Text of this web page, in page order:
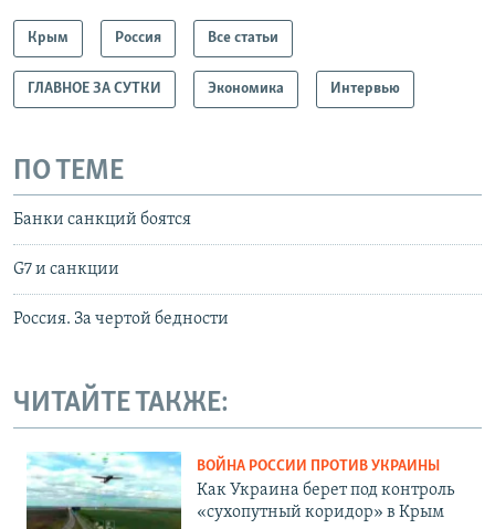
Крым Россия Все статьи
ГЛАВНОЕ ЗА СУТКИ Экономика Интервью
ПО ТЕМЕ
Банки санкций боятся
G7 и санкции
Россия. За чертой бедности
ЧИТАЙТЕ ТАКЖЕ:
ВОЙНА РОССИИ ПРОТИВ УКРАИНЫ
Как Украина берет под контроль
«сухопутный коридор» в Крым